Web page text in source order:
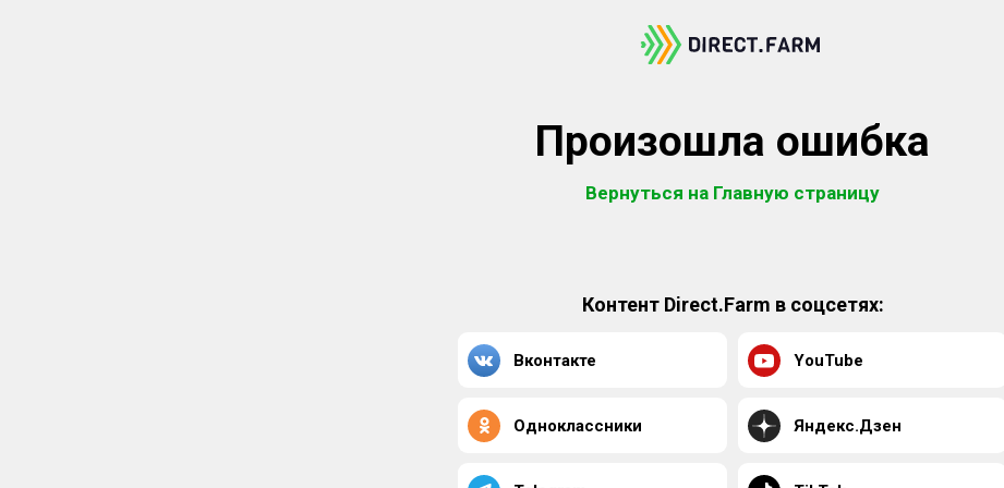
Произошла ошибка
Вернуться на Главную страницу
Контент Direct.Farm в соцсетях:
Вконтакте YouTube
Одноклассники Яндекс.Дзен